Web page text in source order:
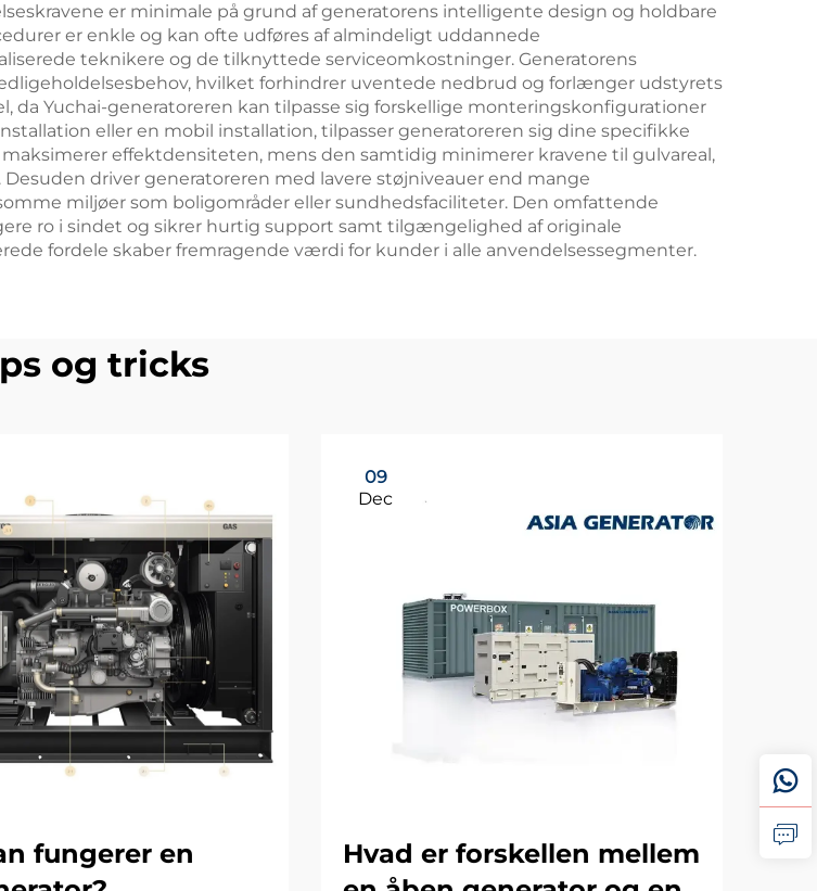
er minimale på grund af generatorens intelligente design og holdbare
er enkle og kan ofte udføres af almindeligt uddannede
teknikere og de tilknyttede serviceomkostninger. Generatorens
hvilket forhindrer uventede nedbrud og forlænger udstyrets
Yuchai-generatoreren kan tilpasse sig forskellige monteringskonfigurationer
eller en mobil installation, tilpasser generatoreren sig dine specifikke
effektdensiteten, mens den samtidig minimerer kravene til gulvareal,
driver generatoreren med lavere støjniveauer end mange
miljøer som boligområder eller sundhedsfaciliteter. Den omfattende
ro i sindet og sikrer hurtig support samt tilgængelighed af originale
fordele skaber fremragende værdi for kunder i alle anvendelsessegmenter.
og tricks
fungerer en
09
Dec
Hvad er forskellen mellem